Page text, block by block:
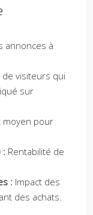
annonces à
visiteurs qui
sur
moyen pour
: Rentabilité de
: Impact des
des achats.